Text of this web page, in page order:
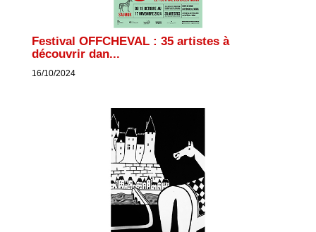
Festival OFFCHEVAL : 35 artistes à
découvrir dan...
16/10/2024